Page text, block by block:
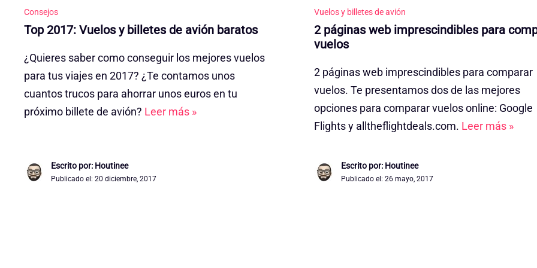
Consejos
Top 2017: Vuelos y billetes de avión baratos
¿Quieres saber como conseguir los mejores vuelos
para tus viajes en 2017? ¿Te contamos unos
cuantos trucos para ahorrar unos euros en tu
próximo billete de avión? Leer más »
Escrito por: Houtinee
Publicado el: 20 diciembre, 2017
Vuelos y billetes de avión
2 páginas web imprescindibles para
vuelos
2 páginas web imprescindibles para comparar
vuelos. Te presentamos dos de las mejores
opciones para comparar vuelos online: Google
Flights y alltheflightdeals.com. Leer más »
Escrito por: Houtinee
Publicado el: 26 mayo, 2017